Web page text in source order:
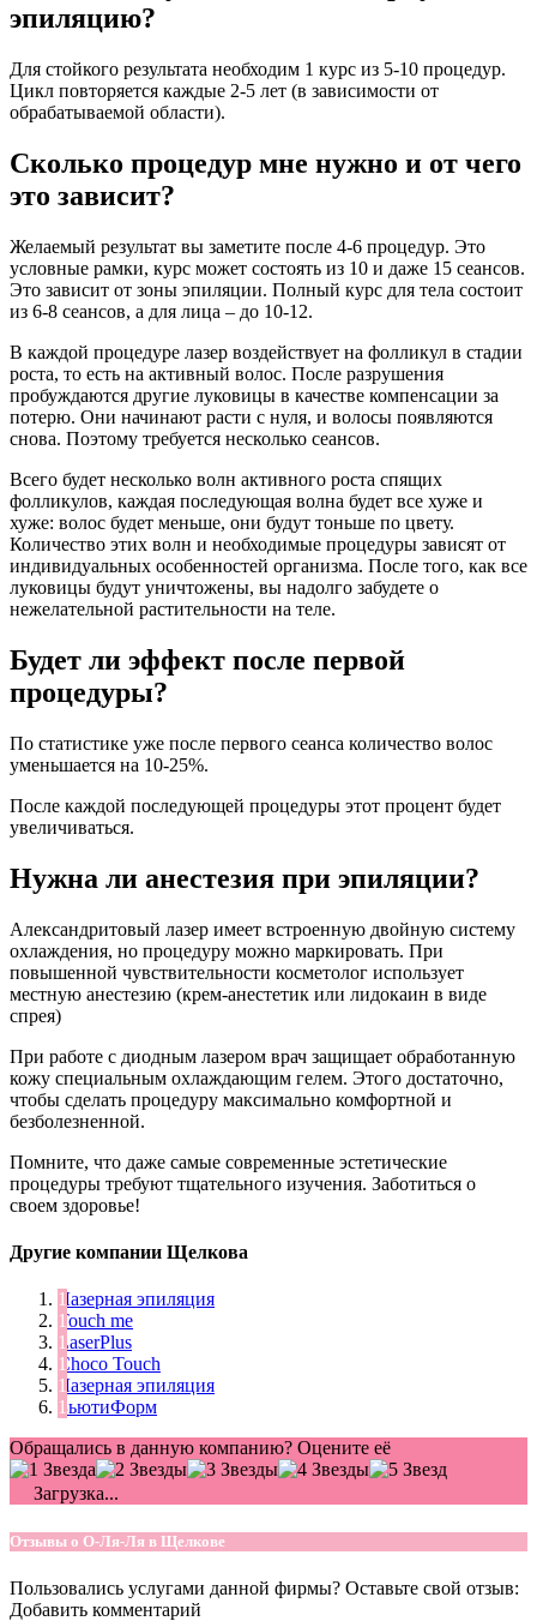
эпиляцию?
Для стойкого результата необходим 1 курс из 5-10 процедур.
Цикл повторяется каждые 2-5 лет (в зависимости от
обрабатываемой области).
Сколько процедур мне нужно и от чего
это зависит?
Желаемый результат вы заметите после 4-6 процедур. Это
условные рамки, курс может состоять из 10 и даже 15 сеансов.
Это зависит от зоны эпиляции. Полный курс для тела состоит
из 6-8 сеансов, а для лица – до 10-12.
В каждой процедуре лазер воздействует на фолликул в стадии
роста, то есть на активный волос. После разрушения
пробуждаются другие луковицы в качестве компенсации за
потерю. Они начинают расти с нуля, и волосы появляются
снова. Поэтому требуется несколько сеансов.
Всего будет несколько волн активного роста спящих
фолликулов, каждая последующая волна будет все хуже и
хуже: волос будет меньше, они будут тоньше по цвету.
Количество этих волн и необходимые процедуры зависят от
индивидуальных особенностей организма. После того, как все
луковицы будут уничтожены, вы надолго забудете о
нежелательной растительности на теле.
Будет ли эффект после первой
процедуры?
По статистике уже после первого сеанса количество волос
уменьшается на 10-25%.
После каждой последующей процедуры этот процент будет
увеличиваться.
Нужна ли анестезия при эпиляции?
Александритовый лазер имеет встроенную двойную систему
охлаждения, но процедуру можно маркировать. При
повышенной чувствительности косметолог использует
местную анестезию (крем-анестетик или лидокаин в виде
спрея)
При работе с диодным лазером врач защищает обработанную
кожу специальным охлаждающим гелем. Этого достаточно,
чтобы сделать процедуру максимально комфортной и
безболезненной.
Помните, что даже самые современные эстетические
процедуры требуют тщательного изучения. Заботиться о
своем здоровье!
Другие компании Щелкова
Лазерная эпиляция
Touch me
LaserPlus
Choco Touch
Лазерная эпиляция
БьютиФорм
Обращались в данную компанию? Оцените её
Загрузка...
Отзывы о О-Ля-Ля в Щелкове
Пользовались услугами данной фирмы? Оставьте свой отзыв:
Добавить комментарий